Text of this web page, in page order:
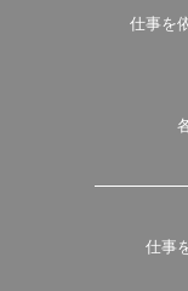
仕事を
仕事